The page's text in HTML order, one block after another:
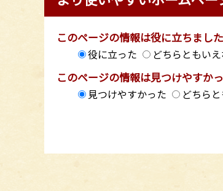
このページの情報は役に立ちまし
役に立った どちらともい
このページの情報は見つけやすか
見つけやすかった どちら